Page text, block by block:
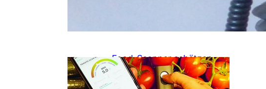
Food-Scanner schätzen
Haltbarkeit ab